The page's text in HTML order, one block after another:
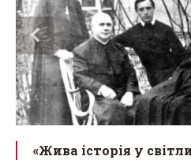
музей історії